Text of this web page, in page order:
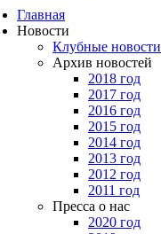
Главная
Новости
Клубные новости
Архив новостей
2018 год
2017 год
2016 год
2015 год
2014 год
2013 год
2012 год
2011 год
Пресса о нас
2020 год